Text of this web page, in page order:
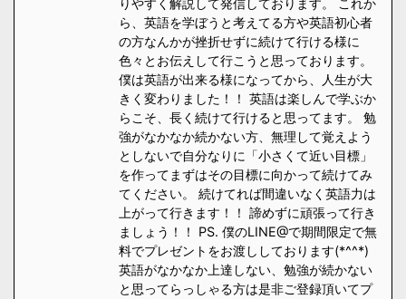
りやすく解説して発信しております。 これか
ら、英語を学ぼうと考えてる方や英語初心者
の方なんかが挫折せずに続けて行ける様に
色々とお伝えして行こうと思っております。
僕は英語が出来る様になってから、人生が大
きく変わりました！！ 英語は楽しんで学ぶか
らこそ、長く続けて行けると思ってます。 勉
強がなかなか続かない方、無理して覚えよう
としないで自分なりに「小さくて近い目標」
を作ってまずはその目標に向かって続けてみ
てください。 続けてれば間違いなく英語力は
上がって行きます！！ 諦めずに頑張って行き
ましょう！！ PS. 僕のLINE@で期間限定で無
料でプレゼントをお渡ししております(*^^*)
英語がなかなか上達しない、勉強が続かない
と思ってらっしゃる方は是非ご登録頂いてプ